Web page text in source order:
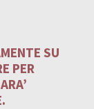
SU
PER